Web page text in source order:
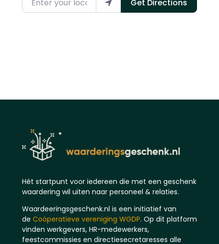
Get Directions
Hét startpunt voor iedereen die met een geschenk
waardering wil uiten naar personeel & relaties.
Waardeeringsgeschenk.nl is een initiatief van
de Coöperatieve vereniging WGDP. Op dit platform
vinden werkgevers, HR-medewerkers,
feestcommissies en directiesecretaresses alle